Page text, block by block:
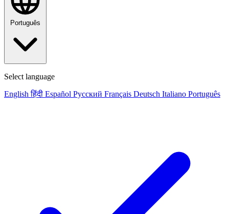
Português
Select language
English हिंदी Español Русский Français Deutsch Italiano Português